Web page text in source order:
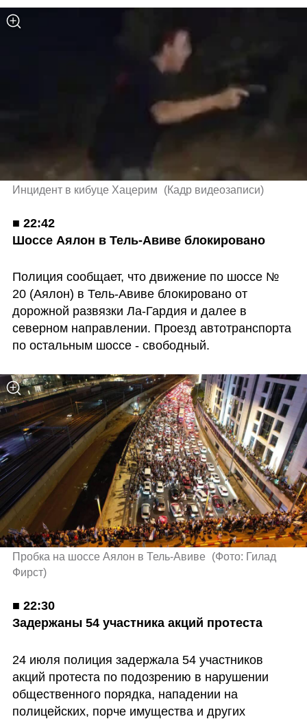
Инцидент в кибуце Хацерим (Кадр видеозаписи)
■ 22:42
Шоссе Аялон в Тель-Авиве блокировано
Полиция сообщает, что движение по шоссе №
20 (Аялон) в Тель-Авиве блокировано от
дорожной развязки Ла-Гардия и далее в
северном направлении. Проезд автотранспорта
по остальным шоссе - свободный.
Пробка на шоссе Аялон в Тель-Авиве (Фото: Гилад
Фирст)
■ 22:30
Задержаны 54 участника акций протеста
24 июля полиция задержала 54 участников
акций протеста по подозрению в нарушении
общественного порядка, нападении на
полицейских, порче имущества и других